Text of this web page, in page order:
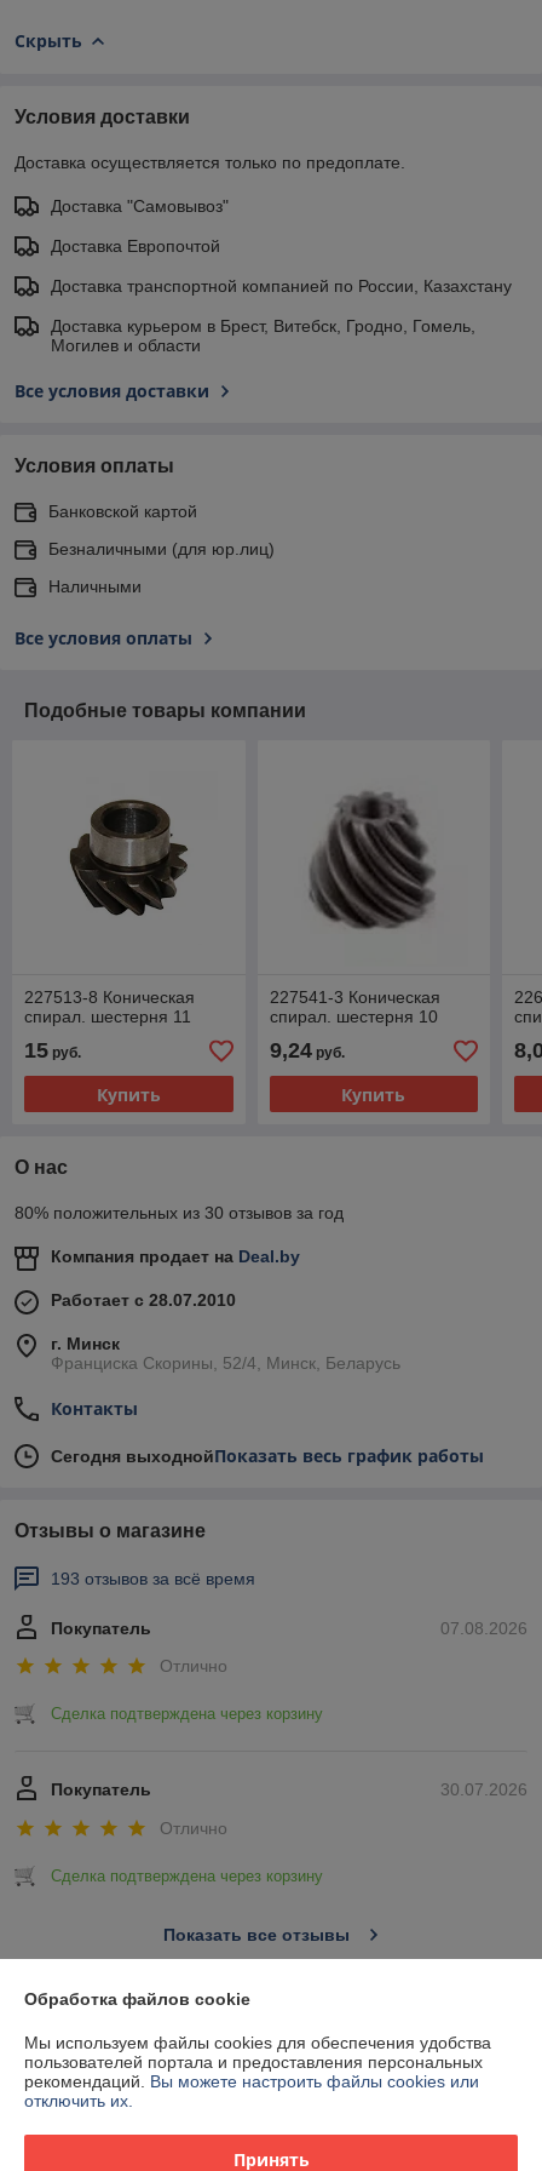
Скрыть
Условия доставки
Доставка осуществляется только по предоплате.
Доставка "Самовывоз"
Доставка Европочтой
Доставка транспортной компанией по России, Казахстану
Доставка курьером в Брест, Витебск, Гродно, Гомель,
Могилев и области
Все условия доставки
Условия оплаты
Банковской картой
Безналичными (для юр.лиц)
Наличными
Все условия оплаты
Подобные товары компании
227513-8 Коническая
спирал. шестерня 11
15 руб.
Купить
227541-3 Коническая
спирал. шестерня 10
9,24руб.
Купить
О нас
80% положительных из 30 отзывов за год
Компания продает на Deal.by
Работает с 28.07.2010
г. Минск
Франциска Скорины, 52/4, Минск, Беларусь
Контакты
Сегодня выходнойПоказать весь график работы
Отзывы о магазине
193 отзывов за всё время
07.08.2026
Покупатель
Отлично
Сделка подтверждена через корзину
30.07.2026
Покупатель
Отлично
Сделка подтверждена через корзину
Показать все отзывы
Контакты
Доставка и оплата
Обработка файлов cookie
Мы используем файлы cookies для обеспечения удобства
пользователей портала и предоставления персональных
рекомендаций. Вы можете настроить файлы cookies или
отключить их.
Принять